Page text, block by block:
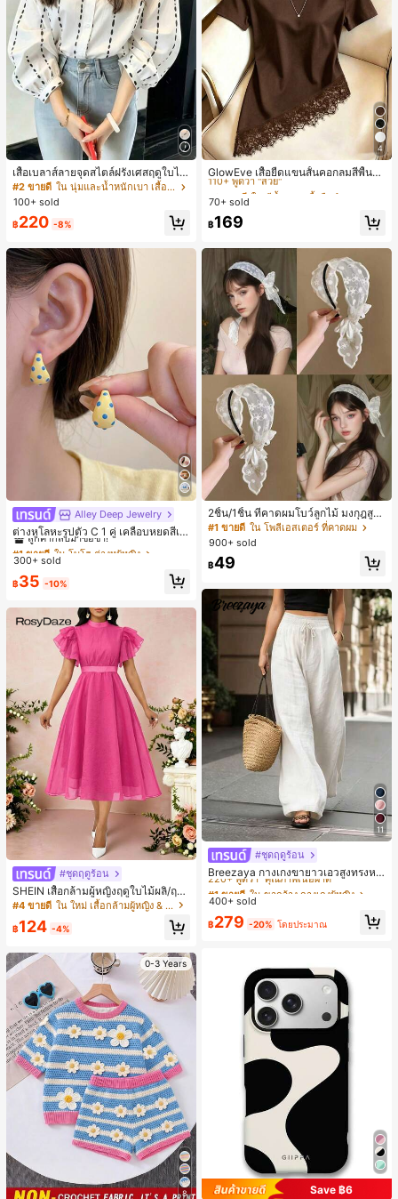
เสื้อเบลาส์ลายจุดสไตล์ฝรั่งเศสฤดูใบไม้
ร่วง, ทรงเข้ารูป, แขนยาวคอวี, สไตล์ให
ม่ฤดูใบไม้ผลิ, ป้องกันแสงแดด, ใส่ไป
ทำงานและลำลอง สีขาว
#2 ขายดี
ใน นุ่มและน้ำหนักเบา เสื้อสตรี เสื้อเบลาส์ & Tee
100+ sold
฿220 -8%
Alley Deep Jewelry
ต่างหูโลหะรูปตัว C 1 คู่ เคลือบหยดสีเห
ลือง ลายจุดสีน้ำเงิน สไตล์ยุโรปและอเม
ริกัน แฟชั่นส่วนตัว หวานและสง่างาม
ดินทาง งานแต่งงาน ปาร์ตี้ วันเกิด ของ
#1 ขายดี ใน โบโฮ ต่างหูผู้หญิง
ลูกค้ากลับมาซื้อซ้ำ!
เกือบหมดแล้ว!
#1 ขายดี ใน โบโฮ ต่างหูผู้หญิง
ลูกค้ากลับมาซื้อซ้ำ!
เกือบหมดแล้ว!
#1 ขายดี ใน โบโฮ ต่างหูผู้หญิง
ลูกค้ากลับมาซื้อซ้ำ!
เกือบหมดแล้ว!
#1 ขายดี
ใน โบโฮ ต่างหูผู้หญิง
เกือบหมดแล้ว!
300+ sold
฿35 -10%
#ชุดฤดูร้อน
SHEIN เสื้อกล้ามผู้หญิงฤดูใบไม้ผลิ/ฤดูร้
อน ใหม่ สไตล์มินิมอลลำลองหรูหรา สีบ
ล็อก ลายจุด คอวี แพตช์เวิร์ก ชายระบา
ย แขนกุด ทรงเข้ารูป อเนกประสงค์, เสื้อ
หญิง, เสื้อเที่ยวพักผ่อนผู้หญิง
#4 ขายดี ใน ใหม่ เสื้อกล้ามผู้หญิง & Camis
฿124 -4%
0-3 Years
8
4
GlowEve เสื้อยืดแขนสั้นคอกลมสีพื้นลำ
ลองอเนกประสงค์สำหรับผู้หญิง
#3 ขายดี
ใน สีน้ำตาล เสื้อยืดลำลองพื้นฐาน
110+ พูดว่า "สวย"
#3 ขายดี
110+ พูดว่า "สวย"
#3 ขายดี
110+ พูดว่า "สวย"
#3 ขายดี
ใน สีน้ำตาล เสื้อยืดลำลองพื้นฐาน
70+ sold
฿169
2ชิ้น/1ชิ้น ที่คาดผมโบว์ลูกไม้ มงกุฎสูง
แถบกว้าง สีดำ สีขาว สำหรับใส่ประจำ
วัน กิ๊บติดผม ยางรัดผม (ลายปักดอกไม้
จัดวางแบบสุ่ม)
#1 ขายดี ใน โพลีเอสเตอร์ ที่คาดผม
900+ sold
฿49
11
#ชุดฤดูร้อน
Breezaya กางเกงขายาวเอวสูงทรงหล
วมขาบานสำหรับผู้หญิง สีขาวเรียบหรูส
ไตล์ชิค เหมาะสำหรับใส่เที่ยวทะเล วันห
ยโอกาสในชีวิตประจำวัน
#1 ขายดี ใน ขากว้าง กางเกงผู้หญิง
220+ พูดว่า "คุณภาพเนื้อผ้าดี"
#1 ขายดี ใน ขากว้าง กางเกงผู้หญิง
220+ พูดว่า "คุณภาพเนื้อผ้าดี"
#1 ขายดี ใน ขากว้าง กางเกงผู้หญิง
220+ พูดว่า "คุณภาพเนื้อผ้าดี"
#1 ขายดี
ใน ขากว้าง กางเกงผู้หญิง
400+ sold
฿279 -20% โดยประมาณ
Save ฿6